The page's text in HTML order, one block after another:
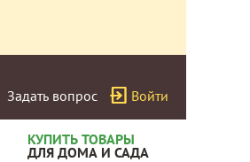
Задать вопрос Войти
КУПИТЬ ТОВАРЫ
ДЛЯ ДОМА И САДА